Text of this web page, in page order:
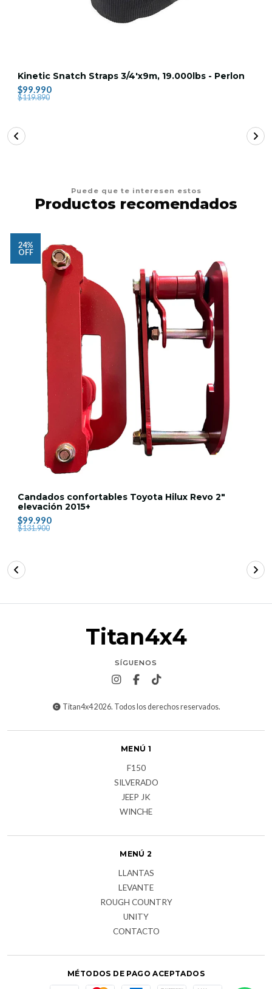
Kinetic Snatch Straps 3/4'x9m, 19.000lbs - Perlon
$99.990
$119.890
Puede que te interesen estos
Productos recomendados
24%
OFF
Candados confortables Toyota Hilux Revo 2"
elevación 2015+
$99.990
$131.900
Titan4x4
SÍGUENOS
Titan4x4 2026. Todos los derechos reservados.
MENÚ 1
F150
SILVERADO
JEEP JK
WINCHE
MENÚ 2
LLANTAS
LEVANTE
ROUGH COUNTRY
UNITY
CONTACTO
MÉTODOS DE PAGO ACEPTADOS